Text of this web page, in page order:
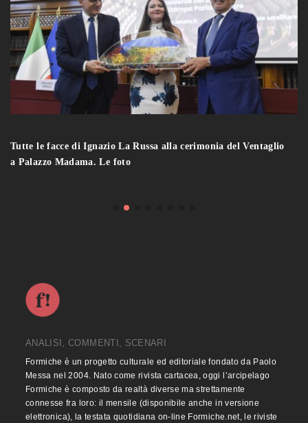
Tutte le facce di Ignazio La Russa alla cerimonia del Ventaglio
a Palazzo Madama. Le foto
ANALISI, COMMENTI, SCENARI
Formiche è un progetto culturale ed editoriale fondato da Paolo
Messa nel 2004. Nato come rivista cartacea, oggi l’arcipelago
Formiche è composto da realtà diverse ma strettamente
connesse fra loro: il mensile (disponibile anche in versione
elettronica), la testata quotidiana on-line Formiche.net, le riviste